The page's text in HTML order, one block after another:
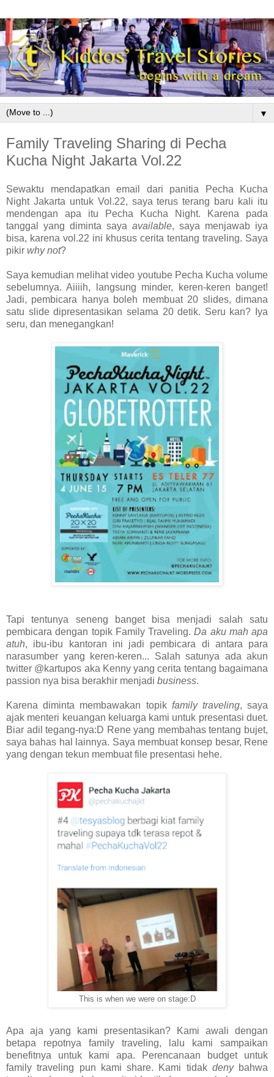
▼
Family Traveling Sharing di Pecha
Kucha Night Jakarta Vol.22
Sewaktu mendapatkan email dari panitia Pecha Kucha
Night Jakarta untuk Vol.22, saya terus terang baru kali itu
mendengan apa itu Pecha Kucha Night. Karena pada
tanggal yang diminta saya available, saya menjawab iya
bisa, karena vol.22 ini khusus cerita tentang traveling. Saya
pikir why not?
Saya kemudian melihat video youtube Pecha Kucha volume
sebelumnya. Aiiiih, langsung minder, keren-keren banget!
Jadi, pembicara hanya boleh membuat 20 slides, dimana
satu slide dipresentasikan selama 20 detik. Seru kan? Iya
seru, dan menegangkan!
Tapi tentunya seneng banget bisa menjadi salah satu
pembicara dengan topik Family Traveling.Da aku mah apa
atuh, ibu-ibu kantoran ini jadi pembicara di antara para
narasumber yang keren-keren... Salah satunya ada akun
twitter @kartupos aka Kenny yang cerita tentang bagaimana
passion nya bisa berakhir menjadi business.
Karena diminta membawakan topik family traveling, saya
ajak menteri keuangan keluarga kami untuk presentasi duet.
Biar adil tegang-nya:D Rene yang membahas tentang bujet,
saya bahas hal lainnya. Saya membuat konsep besar, Rene
yang dengan tekun membuat file presentasi hehe.
This is when we were on stage:D
Apa aja yang kami presentasikan? Kami awali dengan
betapa repotnya family traveling, lalu kami sampaikan
benefitnya untuk kami apa. Perencanaan budget untuk
family traveling pun kami share. Kami tidak denybahwa